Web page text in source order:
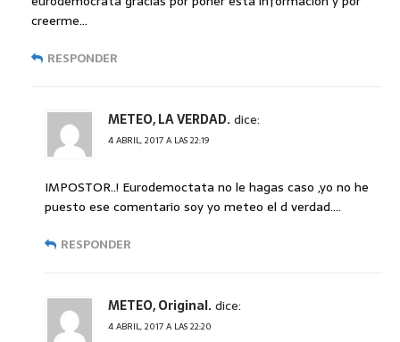
creerme…
RESPONDER
METEO, LA VERDAD.dice:
4 ABRIL, 2017 A LAS 22:19
IMPOSTOR..! Eurodemoctata no le hagas caso ,yo no he
puesto ese comentario soy yo meteo el d verdad….
RESPONDER
METEO, Original.dice:
4 ABRIL, 2017 A LAS 22:20